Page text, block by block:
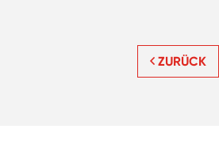
ZURÜCK